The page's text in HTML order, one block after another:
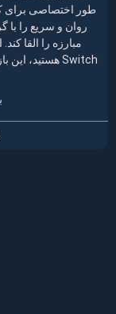
طور اختصاصی برای
روان و سریع را با